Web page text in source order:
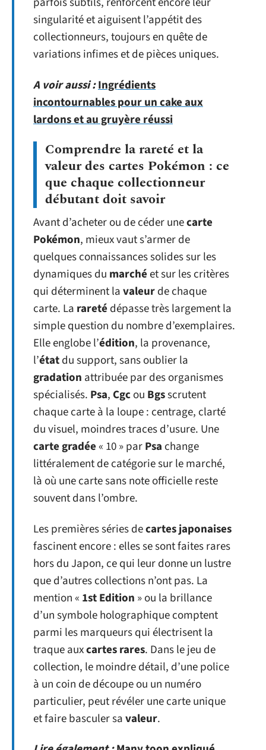
singularité et aiguisent l’appétit des
collectionneurs, toujours en quête de
variations infimes et de pièces uniques.
A voir aussi :Ingrédients
incontournables pour un cake aux
lardons et au gruyère réussi
Comprendre la rareté et la
valeur des cartes Pokémon : ce
que chaque collectionneur
débutant doit savoir
Avant d’acheter ou de céder unecarte
Pokémon, mieux vaut s’armer de
quelques connaissances solides sur les
dynamiques du marchéet sur les critères
qui déterminent lavaleurde chaque
carte. La rareté dépasse très largement la
simple question du nombre d’exemplaires.
Elle englobe l’édition, la provenance,
l’étatdu support, sans oublier la
gradation attribuée par des organismes
spécialisés. Psa, Cgcou Bgsscrutent
chaque carte à la loupe : centrage, clarté
du visuel, moindres traces d’usure. Une
carte gradée« 10 » parPsa change
littéralement de catégorie sur le marché,
là où une carte sans note officielle reste
souvent dans l’ombre.
Les premières séries decartes japonaises
fascinent encore : elles se sont faites rares
hors du Japon, ce qui leur donne un lustre
que d’autres collections n’ont pas. La
mention « 1st Edition » ou la brillance
d’un symbole holographique comptent
parmi les marqueurs qui électrisent la
traque auxcartes rares. Dans le jeu de
collection, le moindre détail, d’une police
à un coin de découpe ou un numéro
particulier, peut révéler une carte unique
et faire basculer savaleur.